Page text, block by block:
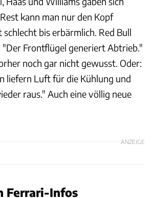
kann man nur den Kopf
bis erbärmlich. Red Bull
"Der Frontflügel generiert Abtrieb."
noch gar nicht gewusst. Oder:
liefern Luft für die Kühlung und
raus." Auch eine völlig neue
ANZEIGE
Ferrari-Infos